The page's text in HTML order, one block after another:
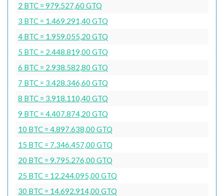
2 BTC = 979.527,60 GTQ
3 BTC = 1.469.291,40 GTQ
4 BTC = 1.959.055,20 GTQ
5 BTC = 2.448.819,00 GTQ
6 BTC = 2.938.582,80 GTQ
7 BTC = 3.428.346,60 GTQ
8 BTC = 3.918.110,40 GTQ
9 BTC = 4.407.874,20 GTQ
10 BTC = 4.897.638,00 GTQ
15 BTC = 7.346.457,00 GTQ
20 BTC = 9.795.276,00 GTQ
25 BTC = 12.244.095,00 GTQ
30 BTC = 14.692.914,00 GTQ